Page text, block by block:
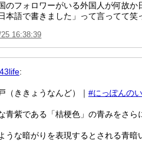
のフォロワーがいる外国人が何故
本語で書きました」って言ってて笑
16:38:39
:
（ききょうなんど）｜ #にっぽんの
青紫である「桔梗色」の青みをさら
うな暗がりを表現するとされる青暗